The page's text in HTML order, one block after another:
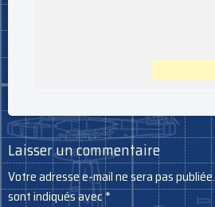
Laisser un commentaire
Votre adresse e-mail ne sera pas publiée.
sont indiqués avec*